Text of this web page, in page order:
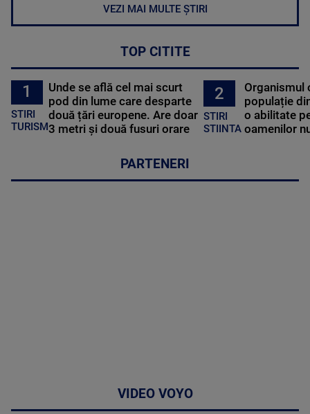
VEZI MAI MULTE ȘTIRI
TOP CITITE
1
STIRI
TURISM
Unde se află cel mai scurt
pod din lume care desparte
două țări europene. Are doar
3 metri și două fusuri orare
2
STIRI
STIINTA
Organismul
populație
o abilitate
oamenilor
PARTENERI
VIDEO VOYO